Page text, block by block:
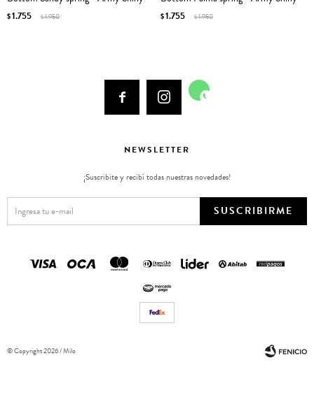
$1.755 $1.950 $1.755 $1.950
  
NEWSLETTER
¡Suscribite y recibí todas nuestras novedades!
SUSCRIBIRME
© Copyright 2026 / Milo